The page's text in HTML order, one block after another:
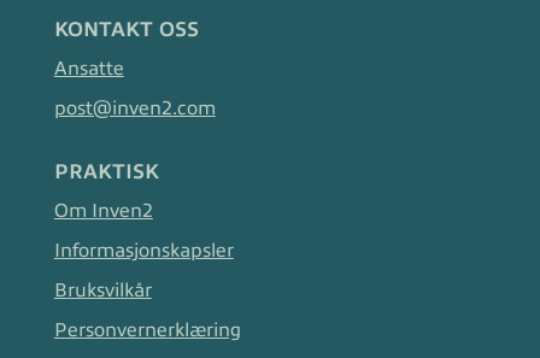
KONTAKT OSS
Ansatte
post@inven2.com
PRAKTISK
Om Inven2
Informasjonskapsler
Bruksvilkår
Personvernerklæring